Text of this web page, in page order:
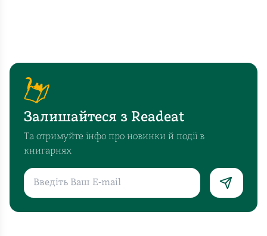
Залишайтеся з Readeat
Та отримуйте інфо про новинки й події в
книгарнях